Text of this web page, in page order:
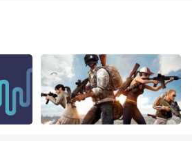
投资、经营和营销策略，不断提
中可以扮演不同的角色，如企业
验不同的生活和工作场景。这些